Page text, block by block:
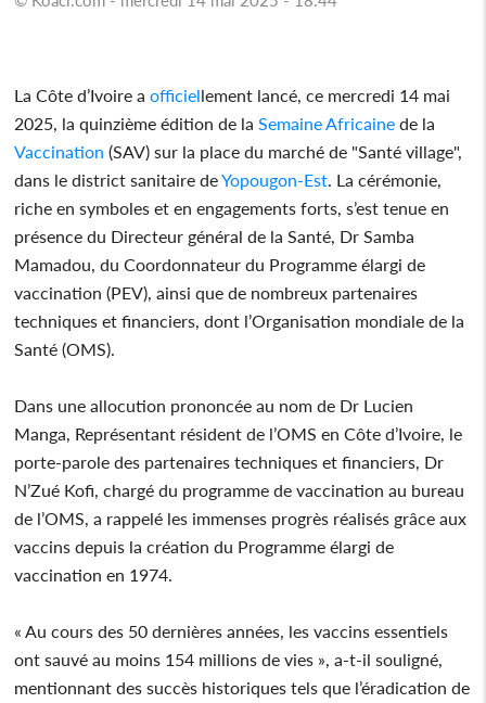
La Côte d’Ivoire a officiellement lancé, ce mercredi 14 mai
2025, la quinzième édition de la Semaine Africaine de la
Vaccination (SAV) sur la place du marché de "Santé village",
dans le district sanitaire deYopougon-Est . La cérémonie,
riche en symboles et en engagements forts, s’est tenue en
présence du Directeur général de la Santé, Dr Samba
Mamadou, du Coordonnateur du Programme élargi de
vaccination (PEV), ainsi que de nombreux partenaires
techniques et financiers, dont l’Organisation mondiale de la
Santé (OMS).
Dans une allocution prononcée au nom de Dr Lucien
Manga, Représentant résident de l’OMS en Côte d’Ivoire, le
porte-parole des partenaires techniques et financiers, Dr
N’Zué Kofi, chargé du programme de vaccination au bureau
de l’OMS, a rappelé les immenses progrès réalisés grâce aux
vaccins depuis la création du Programme élargi de
vaccination en 1974.
« Au cours des 50 dernières années, les vaccins essentiels
ont sauvé au moins 154 millions de vies », a-t-il souligné,
mentionnant des succès historiques tels que l’éradication de